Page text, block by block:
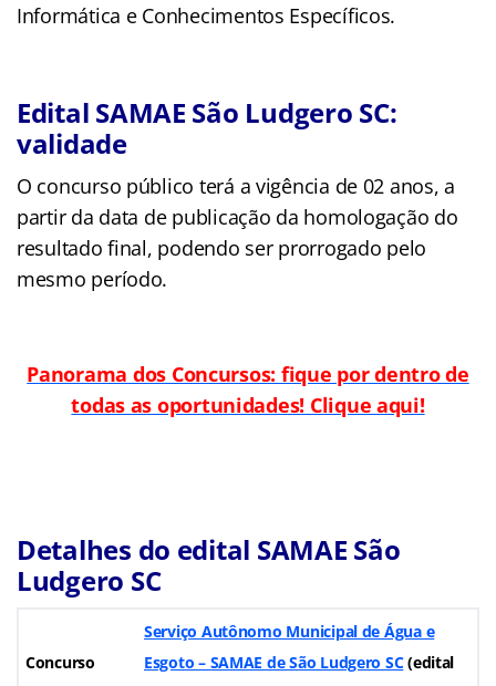
Informática e Conhecimentos Específicos.
Edital SAMAE São Ludgero SC:
validade
O concurso público terá a vigência de 02 anos, a
partir da data de publicação da homologação do
resultado final, podendo ser prorrogado pelo
mesmo período.
Panorama dos Concursos: fique por dentro de
todas as oportunidades! Clique aqui!
Detalhes do edital SAMAE São
Ludgero SC
Concurso
Serviço Autônomo Municipal de Água e
Esgoto – SAMAE de São Ludgero SC(edital